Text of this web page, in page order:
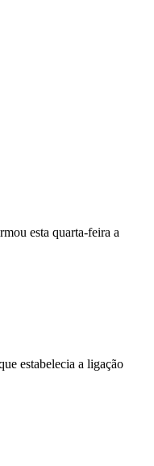
esta quarta-feira a
estabelecia a ligação